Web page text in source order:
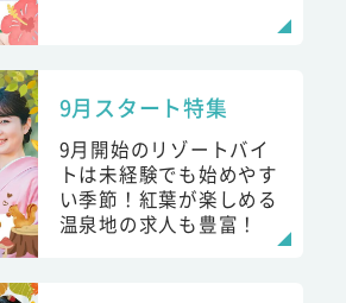
9月スタート特集
9月開始のリゾートバイ
トは未経験でも始めやす
い季節！紅葉が楽しめる
温泉地の求人も豊富！